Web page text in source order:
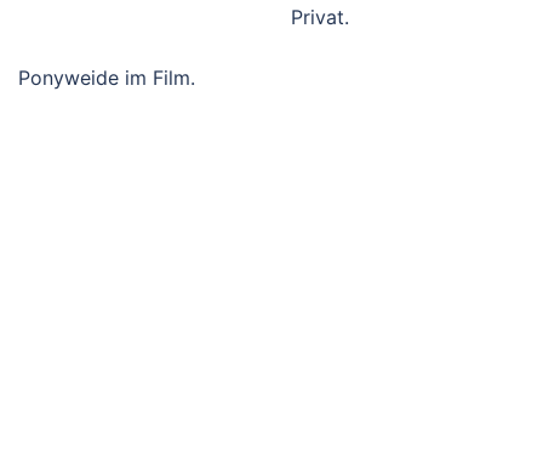
Privat.
Ponyweide im Film.